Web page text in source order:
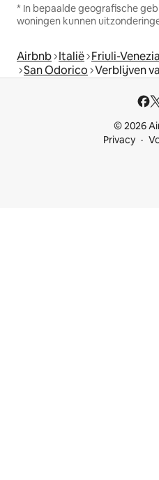
* In bepaalde geografische
woningen kunnen
Airbnb Italië Friuli-
San Odorico Verblijven
© 2026
Privacy